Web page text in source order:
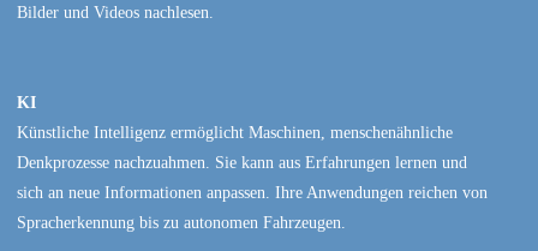
Bilder und Videos nachlesen.
KI
Künstliche Intelligenz ermöglicht Maschinen, menschenähnliche
Denkprozesse nachzuahmen. Sie kann aus Erfahrungen lernen und
sich an neue Informationen anpassen. Ihre Anwendungen reichen von
Spracherkennung bis zu autonomen Fahrzeugen.